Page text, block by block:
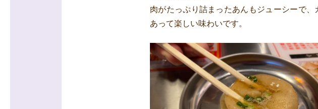
肉がたっぷり詰まったあんもジューシーで
あって楽しい味わいです。